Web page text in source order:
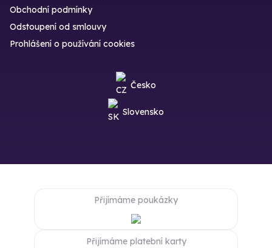
Obchodní podmínky
Odstoupení od smlouvy
Prohlášení o používání cookies
Česko
Slovensko
Přijímáme poukázky
Přijímáme platební karty